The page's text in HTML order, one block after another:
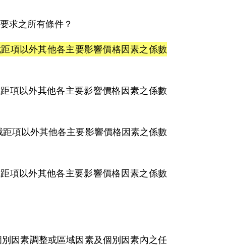
求之所有條件？
項以外其他各主要影響價格因素之係數
項以外其他各主要影響價格因素之係數
項以外其他各主要影響價格因素之係數
項以外其他各主要影響價格因素之係數
因素調整或區域因素及個別因素內之任